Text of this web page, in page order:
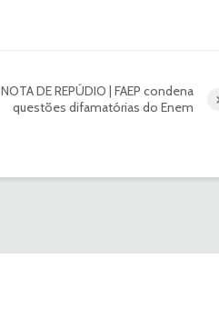
NOTA DE REPÚDIO | FAEP condena
questões difamatórias do Enem